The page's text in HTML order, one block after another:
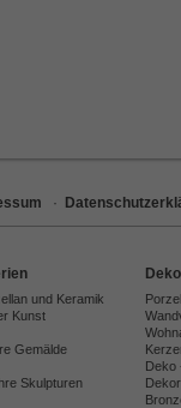
·
und Keramik
Kunst
Gemälde
Skulpturen
Deko